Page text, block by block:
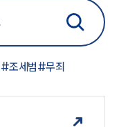
#조세범#무죄